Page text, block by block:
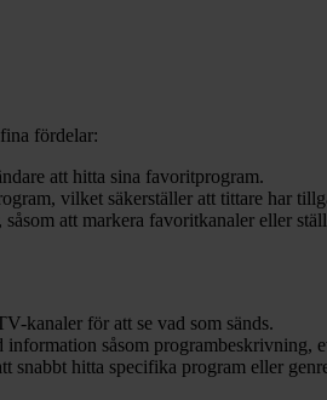
fördelar:
att hitta sina favoritprogram.
vilket säkerställer att tittare har
att markera favoritkanaler eller
kanaler för att se vad som sänds.
såsom programbeskrivning,
snabbt hitta specifika program eller